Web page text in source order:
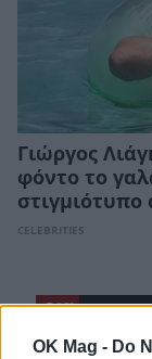
OK Mag - Do
Γιώργος
φόντο το
CELEBRITIES
ΔΕΙΤΕ